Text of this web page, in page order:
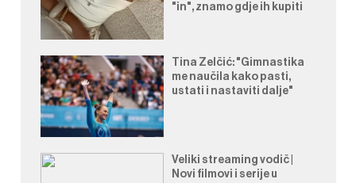
"in", znamo gdje ih kupiti
Tina Zelčić: "Gimnastika
me naučila kako pasti,
ustati i nastaviti dalje"
Veliki streaming vodič |
Novi filmovi i serije u